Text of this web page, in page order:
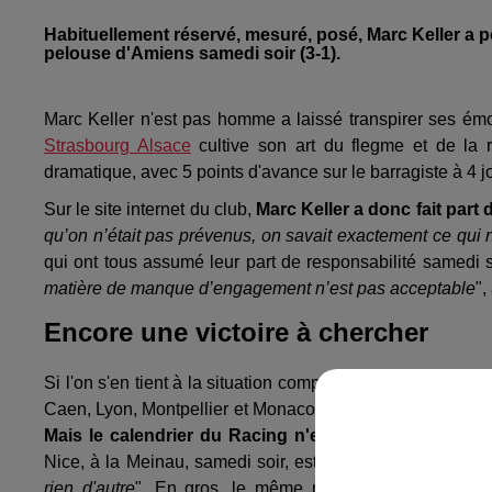
Habituellement réservé, mesuré, posé, Marc Keller
pelouse d'Amiens samedi soir (3-1).
Marc Keller n'est pas homme a laissé transpirer ses
Strasbourg Alsace cultive son art du flegme et de la
dramatique, avec 5 points d'avance sur le barragiste à 4
Sur le site internet du club, Marc Keller a donc fait part
qu’on n’était pas prévenus, on savait exactement ce qui
qui ont tous assumé leur part de responsabilité samedi
matière de manque d’engagement n’est pas acceptable",
Encore une victoire à chercher
Si l'on s'en tient à la situation comptable, en toute
Caen, Lyon, Montpellier et Monaco arrivent au menu
Mais le calendrier du Racing n'est pas beaucoup
Nice, à la Meinau, samedi soir, est donc une étape